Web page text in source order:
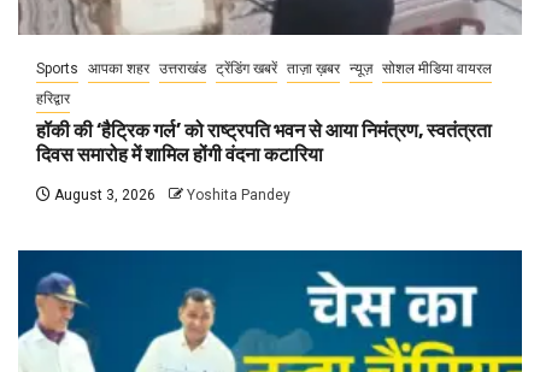
Sports आपका शहर उत्तराखंड ट्रेंडिंग खबरें ताज़ा ख़बर न्यूज़ सोशल मीडिया वायरल
हरिद्वार
हॉकी की ‘हैट्रिक गर्ल’ को राष्ट्रपति भवन से आया निमंत्रण, स्वतंत्रता
दिवस समारोह में शामिल होंगी वंदना कटारिया
August 3, 2026 Yoshita Pandey